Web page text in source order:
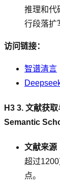
推理和代
行段落扩
访问链接：
智谱清言
H3 3. 文献获
Semantic
文献来源
超过
点。